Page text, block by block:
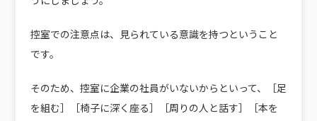
控室での注意点は、見られている意識を持つということ
です。
そのため、控室に企業の社員がいないからといって、［足
を組む］［椅子に深く座る］［周りの人と話す］［本を